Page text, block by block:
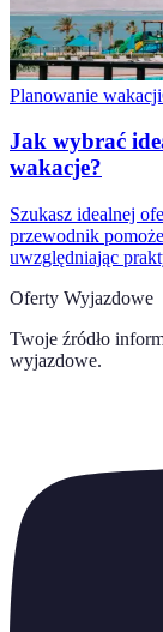
Planowanie wakacji
Jak wybrać
wakacje?
Szukasz idealnej
przewodnik
uwzględniając
Oferty Wyjazdowe
Twoje źródło
wyjazdowe.